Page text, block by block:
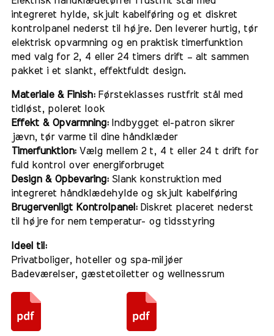
integreret hylde, skjult kabelføring og et diskret
kontrolpanel nederst til højre. Den leverer hurtig, tør
elektrisk opvarmning og en praktisk timerfunktion
med valg for 2, 4 eller 24 timers drift – alt sammen
pakket i et slankt, effektfuldt design.
Materiale & Finish:Førsteklasses rustfrit stål med
tidløst, poleret look
Effekt & Opvarmning:Indbygget el-patron sikrer
jævn, tør varme til dine håndklæder
Timerfunktion:Vælg mellem 2 t, 4 t eller 24 t drift for
fuld kontrol over energiforbruget
Design & Opbevaring:Slank konstruktion med
integreret håndklædehylde og skjult kabelføring
Brugervenligt Kontrolpanel:Diskret placeret nederst
til højre for nem temperatur- og tidsstyring
Ideel til:
Privatboliger, hoteller og spa-miljøer
Badeværelser, gæstetoiletter og wellnessrum